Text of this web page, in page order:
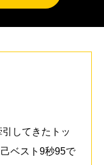
してきたトッ
ベスト9秒95で